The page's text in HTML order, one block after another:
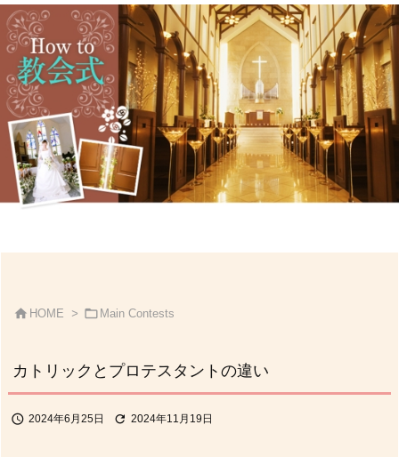
 HOME >  Main Contests
カトリックとプロテスタントの違い
 2024年6月25日  2024年11月19日